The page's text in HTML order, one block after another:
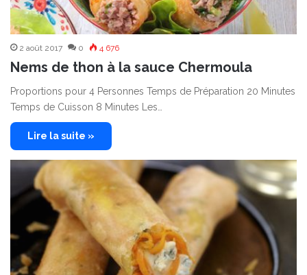
2 août 2017 0 4 676
Nems de thon à la sauce Chermoula
Proportions pour 4 Personnes Temps de Préparation 20 Minutes
Temps de Cuisson 8 Minutes Les…
Lire la suite »